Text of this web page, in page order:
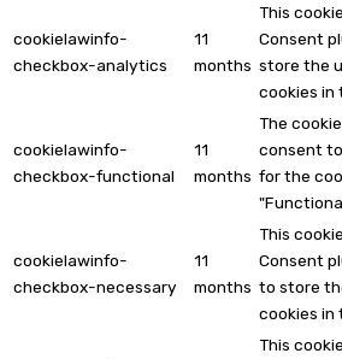
cookielawinfo-
checkbox-analytics
11
months
This
Consent
store the
cookies in
cookielawinfo-
checkbox-functional
11
months
The
consent
for the
cookielawinfo-
checkbox-necessary
11
months
This
Consent
to store
cookies in
This